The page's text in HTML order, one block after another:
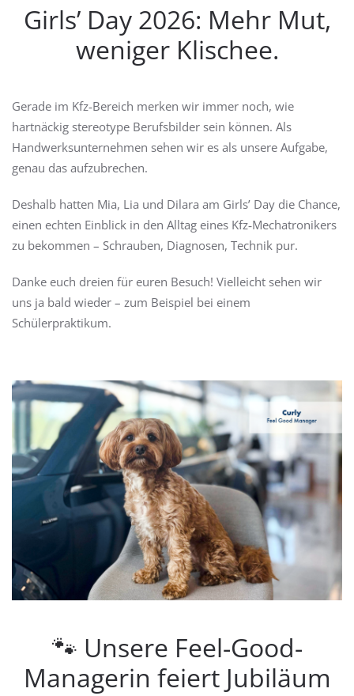
Girls’ Day 2026: Mehr Mut,
weniger Klischee.
Gerade im Kfz‑Bereich merken wir immer noch, wie
hartnäckig stereotype Berufsbilder sein können. Als
Handwerksunternehmen sehen wir es als unsere Aufgabe,
genau das aufzubrechen.
Deshalb hatten Mia, Lia und Dilara am Girls’ Day die Chance,
einen echten Einblick in den Alltag eines Kfz‑Mechatronikers
zu bekommen – Schrauben, Diagnosen, Technik pur.
Danke euch dreien für euren Besuch! Vielleicht sehen wir
uns ja bald wieder – zum Beispiel bei einem
Schülerpraktikum.
🐾 Unsere Feel-Good-
Managerin feiert Jubiläum